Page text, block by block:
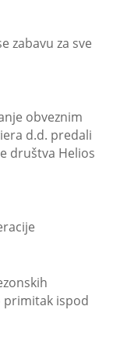
zabavu za sve
obveznim
d.d. predali
društva Helios
primitak ispod